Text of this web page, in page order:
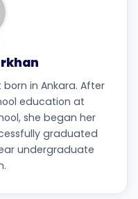
in Ankara. After
education at
she began her
graduated
undergraduate